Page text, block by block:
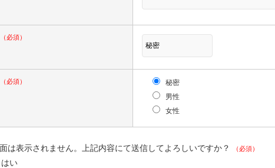
（必須）
（必須）
秘密
男性
女性
は表示されません。上記内容にて送信してよろしいですか？ （必須）
はい